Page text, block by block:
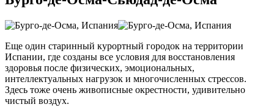
Еще один старинный курортный городок на территории
Испании, где созданы все условия для восстановления
здоровья после физических, эмоциональных,
интеллектуальных нагрузок и многочисленных стрессов.
Здесь тоже очень живописные окрестности, удивительно
чистый воздух.